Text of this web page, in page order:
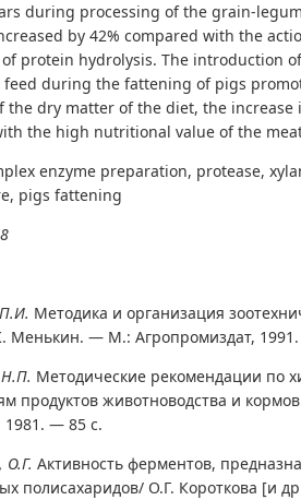
during processing of the grain-
by 42% compared with the
protein hydrolysis. The introduction
during the fattening of pigs
the dry matter of the diet, the increase
the high nutritional value of the
enzyme preparation, protease,
pigs fattening
Методика и организация
Менькин. — М.: Агропромиздат,
Методические рекомендации по
продуктов животноводства и
— 85 с.
О.Г. Активность ферментов,
полисахаридов/ О.Г. Короткова [и